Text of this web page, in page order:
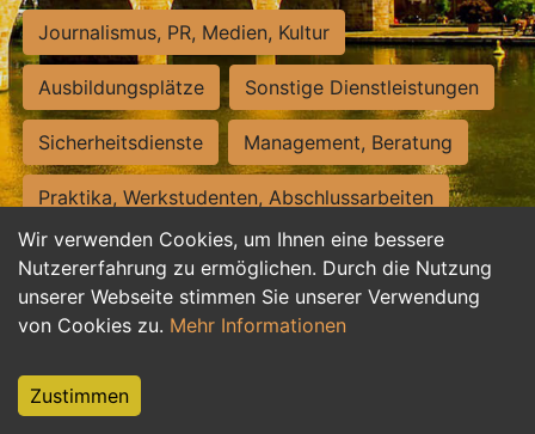
Wir verwenden Cookies, um Ihnen eine bessere
Nutzererfahrung zu ermöglichen. Durch die Nutzung
unserer Webseite stimmen Sie unserer Verwendung
von Cookies zu. Mehr Informationen
Zustimmen
Journalismus, PR, Medien, Kultur
Ausbildungsplätze Sonstige Dienstleistungen
Sicherheitsdienste Management, Beratung
Praktika, Werkstudenten, Abschlussarbeiten
Personalwesen Assistenz, Sekretariat
Hilfskräfte, Aushilfs- und Nebenjobs
Weiterbildung, Studium, duale Ausbildung